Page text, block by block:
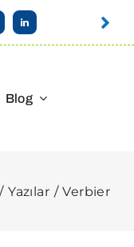
Blog
Yazılar Verbier